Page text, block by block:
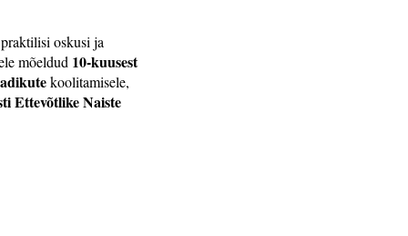
oskusi ja
mõeldud 10-kuusest
koolitamisele,
Ettevõtlike Naiste